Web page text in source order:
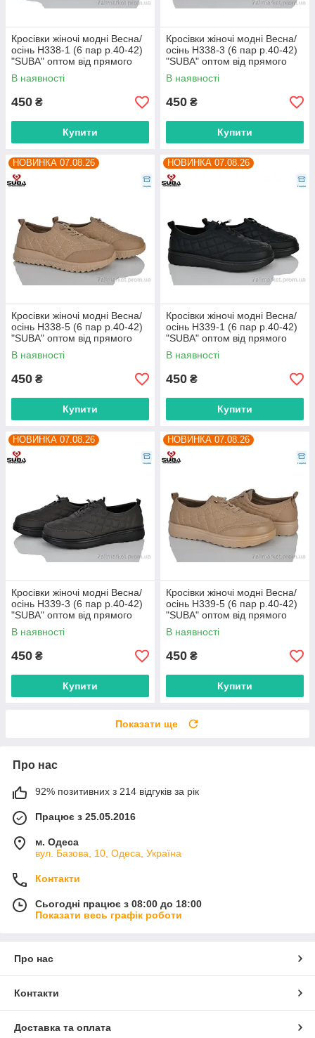
Кросівки жіночі модні Весна/
осінь H338-1 (6 пар р.40-42)
"SUBA" оптом від прямого
постачальника
В наявності
450 ₴
Купити
Кросівки жіночі модні Весна/
осінь H338-3 (6 пар р.40-42)
"SUBA" оптом від прямого
постачальника
В наявності
450 ₴
Купити
НОВИНКА 07.08.26
Кросівки жіночі модні Весна/
осінь H338-5 (6 пар р.40-42)
"SUBA" оптом від прямого
постачальника
В наявності
450 ₴
Купити
НОВИНКА 07.08.26
Кросівки жіночі модні Весна/
осінь H339-1 (6 пар р.40-42)
"SUBA" оптом від прямого
постачальника
В наявності
450 ₴
Купити
НОВИНКА 07.08.26
Кросівки жіночі модні Весна/
осінь H339-3 (6 пар р.40-42)
"SUBA" оптом від прямого
постачальника
В наявності
450 ₴
Купити
НОВИНКА 07.08.26
Кросівки жіночі модні Весна/
осінь H339-5 (6 пар р.40-42)
"SUBA" оптом від прямого
постачальника
В наявності
450 ₴
Купити
Показати ще
Про нас
92% позитивних з 214 відгуків за рік
Працює з 25.05.2016
м. Одеса
вул. Базова, 10, Одеса, Україна
Контакти
Сьогодні працює з 08:00 до 18:00
Показати весь графік роботи
Про нас
Контакти
Доставка та оплата